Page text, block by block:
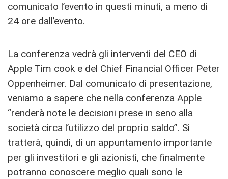
comunicato l’evento in questi minuti, a meno di
24 ore dall’evento.
La conferenza vedrà gli interventi del CEO di
Apple Tim cook e del Chief Financial Officer Peter
Oppenheimer. Dal comunicato di presentazione,
veniamo a sapere che nella conferenza Apple
“renderà note le decisioni prese in seno alla
società circa l’utilizzo del proprio saldo”. Si
tratterà, quindi, di un appuntamento importante
per gli investitori e gli azionisti, che finalmente
potranno conoscere meglio quali sono le